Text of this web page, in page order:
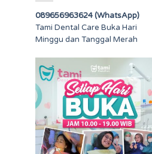
089656963624 (WhatsApp)
Tami Dental Care Buka Hari
Minggu dan Tanggal Merah